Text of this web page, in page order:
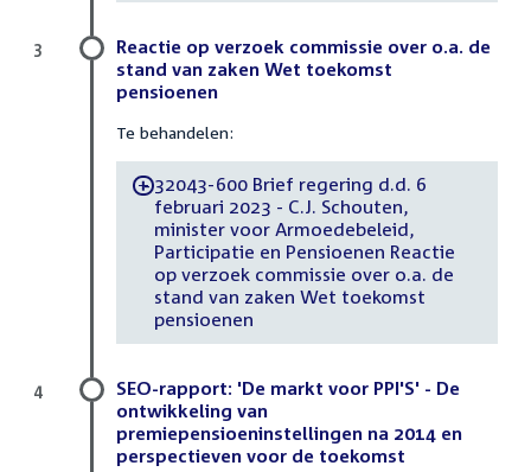
Reactie op verzoek commissie over o.a. de
stand van zaken Wet toekomst
pensioenen
Te behandelen:
-32043-600 Brief regering d.d. 6
februari 2023 - C.J. Schouten,
minister voor Armoedebeleid,
Participatie en Pensioenen Reactie
op verzoek commissie over o.a. de
stand van zaken Wet toekomst
pensioenen
3
SEO-rapport: 'De markt voor PPI'S' - De
ontwikkeling van
premiepensioeninstellingen na 2014 en
perspectieven voor de toekomst
4